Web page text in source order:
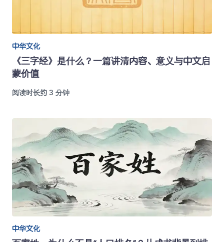
中华文化
《三字经》是什么？一篇讲清内容、意义与中文启
蒙价值
阅读时长约 3 分钟
中华文化